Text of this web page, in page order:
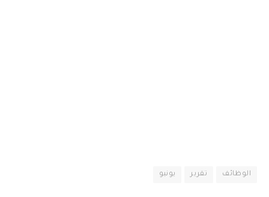
الوظائف تقرير يونيو